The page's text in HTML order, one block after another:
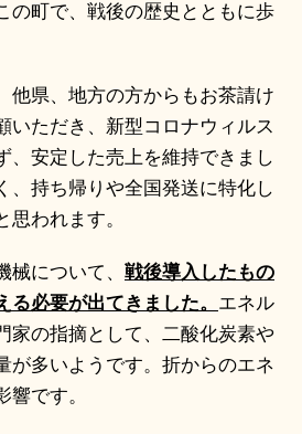
の町で、戦後の歴史とともに歩
他県、地方の方からもお茶請け
いただき、新型コロナウィルス
、安定した売上を維持できまし
、持ち帰りや全国発送に特化し
思われます。
械について、 戦後導入したもの
必要が出てきました。 エネル
家の指摘として、二酸化炭素や
が多いようです。折からのエネ
響です。